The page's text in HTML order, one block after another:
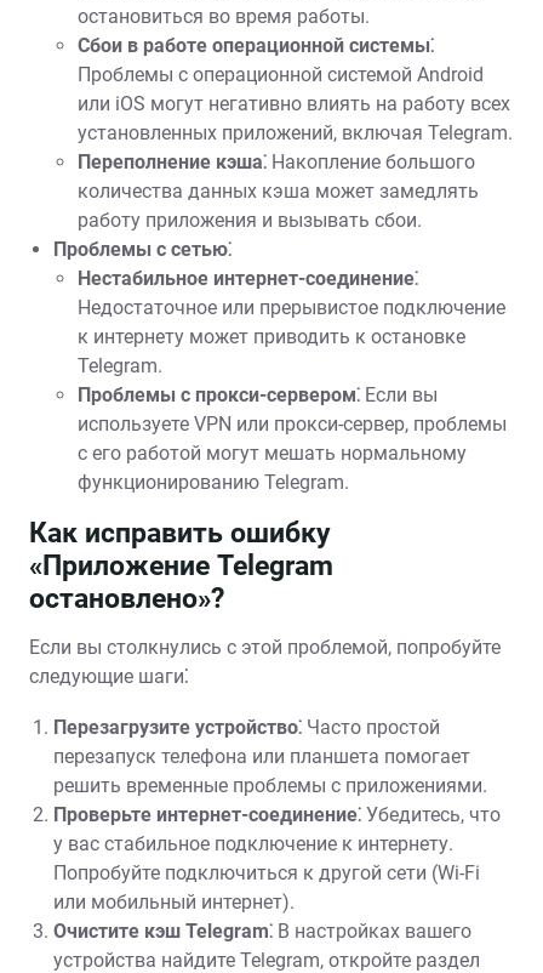
остановиться во время работы.
Сбои в работе операционной системы⁚
Проблемы с операционной системой Android
или iOS могут негативно влиять на работу всех
установленных приложений, включая Telegram.
Переполнение кэша⁚ Накопление большого
количества данных кэша может замедлять
работу приложения и вызывать сбои.
Проблемы с сетью⁚
Нестабильное интернет-соединение⁚
Недостаточное или прерывистое подключение
к интернету может приводить к остановке
Telegram.
Проблемы с прокси-сервером⁚ Если вы
используете VPN или прокси-сервер, проблемы
с его работой могут мешать нормальному
функционированию Telegram.
Как исправить ошибку
«Приложение Telegram
остановлено»?
Если вы столкнулись с этой проблемой, попробуйте
следующие шаги⁚
Перезагрузите устройство⁚ Часто простой
перезапуск телефона или планшета помогает
решить временные проблемы с приложениями.
Проверьте интернет-соединение⁚ Убедитесь, что
у вас стабильное подключение к интернету.
Попробуйте подключиться к другой сети (Wi-Fi
или мобильный интернет).
Очистите кэш Telegram⁚ В настройках вашего
устройства найдите Telegram, откройте раздел